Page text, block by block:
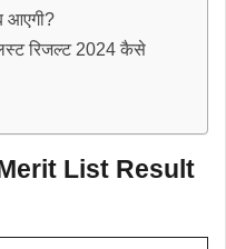
आएगी?
रिजल्ट 2024 कैसे
List Result